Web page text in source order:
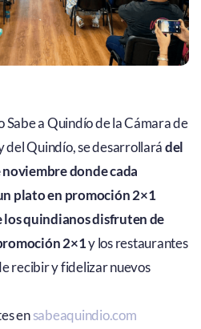
Sabe a Quindío de la Cámara de
del Quindío, se desarrollarádel
donde cada
plato en promoción 2×1
los quindianos disfruten de
2×1y los restaurantes
recibir y fidelizar nuevos
ensabeaquindio.com